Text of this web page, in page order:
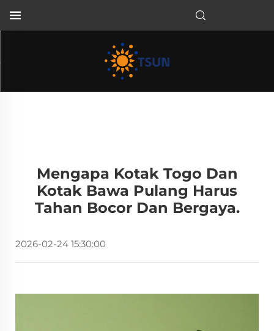
Mengapa Kotak Togo Dan
Kotak Bawa Pulang Harus
Tahan Bocor Dan Bergaya.
2026-02-24 15:30:00